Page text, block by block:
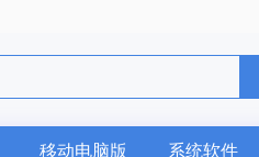
移动电脑版 系统软件